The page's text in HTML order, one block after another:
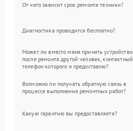
От чего зависит срок ремонта техники?
Диагностика проводится бесплатно?
Может ли вместо меня принять устройство
после ремонта другой человек, контактный
телефон которого я предоставлю?
Возможно ли получать обратную связь в
процессе выполнения ремонтных работ?
Какую гарантию вы предоставляете?